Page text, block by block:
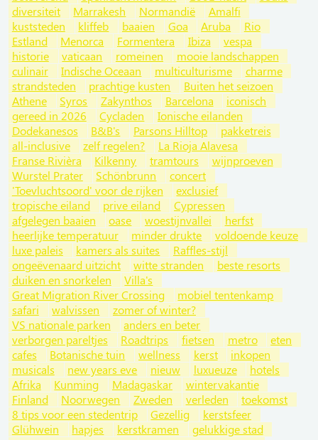
diversiteit
Marrakesh Normandië
Amalfi
kuststeden
kliffeb baaien Goa Aruba
Rio
Estland
Menorca Formentera Ibiza
vespa
historie
vaticaan romeinen
mooie landschappen
culinair
Indische Oceaan multiculturisme
charme
strandsteden
prachtige kusten
Buiten het seizoen
Athene
Syros Zakynthos Barcelona
iconisch
gereed in 2026
Cycladen
Ionische eilanden
Dodekanesos
B&B's Parsons Hilltop
pakketreis
all-inclusive
zelf regelen?
La Rioja Alavesa
Franse Rivièra
Kilkenny tramtours
wijnproeven
Wurstel Prater
Schönbrunn
concert
'Toevluchtsoord' voor de rijken
exclusief
tropische eiland
prive eiland
Cypressen
afgelegen baaien
oase woestijnvallei
herfst
heerlijke temperatuur
minder drukte
voldoende keuze
luxe paleis
kamers als suites
Raffles-stijl
ongeëvenaard uitzicht
witte stranden
beste resorts
duiken en snorkelen
Villa's
Great Migration River Crossing
mobiel tentenkamp
safari
walvissen
zomer of winter?
VS nationale parken
anders en beter
verborgen pareltjes
Roadtrips fietsen metro
eten
cafes
Botanische tuin wellness kerst
inkopen
musicals
new years eve nieuw luxueuze
hotels
Afrika
Kunming Madagaskar
wintervakantie
Finland
Noorwegen Zweden verleden
toekomst
8 tips voor een stedentrip
Gezellig
kerstsfeer
Glühwein
hapjes kerstkramen
gelukkige stad